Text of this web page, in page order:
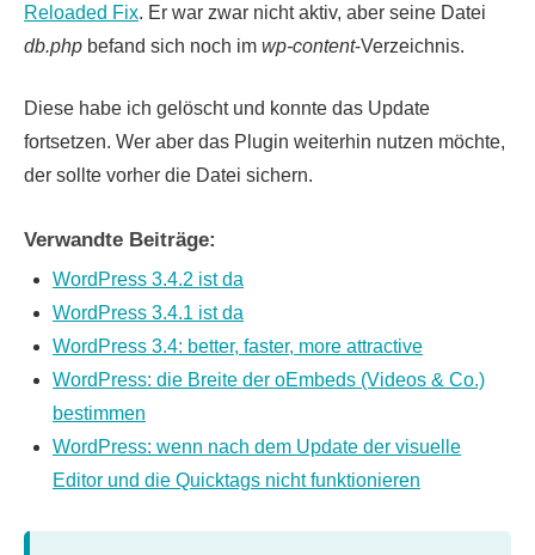
Reloaded Fix. Er war zwar nicht aktiv, aber seine Datei
db.php befand sich noch im wp-content-Verzeichnis.
Diese habe ich gelöscht und konnte das Update
fortsetzen. Wer aber das Plugin weiterhin nutzen möchte,
der sollte vorher die Datei sichern.
Verwandte Beiträge:
WordPress 3.4.2 ist da
WordPress 3.4.1 ist da
WordPress 3.4: better, faster, more attractive
WordPress: die Breite der oEmbeds (Videos & Co.)
bestimmen
WordPress: wenn nach dem Update der visuelle
Editor und die Quicktags nicht funktionieren